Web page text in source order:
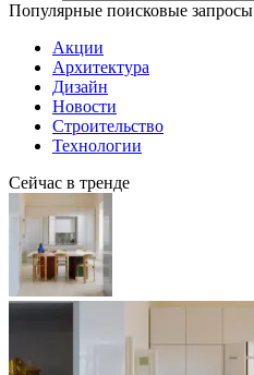
Популярные поисковые запросы
Акции
Архитектура
Дизайн
Новости
Строительство
Технологии
Сейчас в тренде